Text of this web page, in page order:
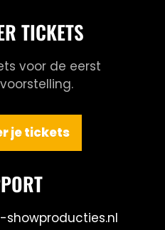
TICKETS
voor de eerst
je tickets
showproducties.nl